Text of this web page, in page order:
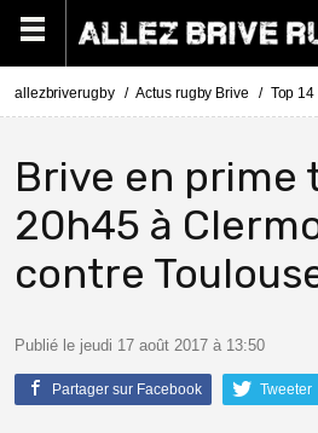
allezbriverugby Actus rugby Brive Top 14
Brive en prime
20h45 à
contre
Publié le jeudi 17 août 2017 à 13:50
Partager sur Facebook Tweeter